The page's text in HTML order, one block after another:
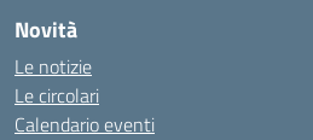
Novità
Le notizie
Le circolari
Calendario eventi